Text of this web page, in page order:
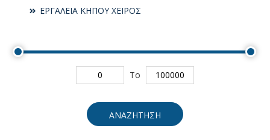
ΕΡΓΑΛΕΙΑ ΚΗΠΟΥ ΧΕΙΡΟΣ
To
ΑΝΑΖΗΤΗΣΗ